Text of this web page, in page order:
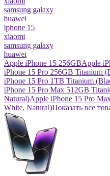
samsung galaxy
huawei
iphone 15
xiaomi
samsung galaxy
huawei
Apple iPhone 15 256GBApple
iPhone 15 Pro 256GB Titanium
iPhone 15 Pro 1TB Titanium
iPhone 15 Pro Max 512GB
Natural)Apple iPhone 15 Pro
White, Natural)Показать все